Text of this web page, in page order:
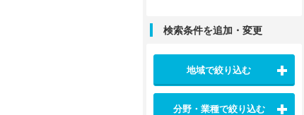
検索条件を追加・変更
地域で絞り込む
分野・業種で絞り込む